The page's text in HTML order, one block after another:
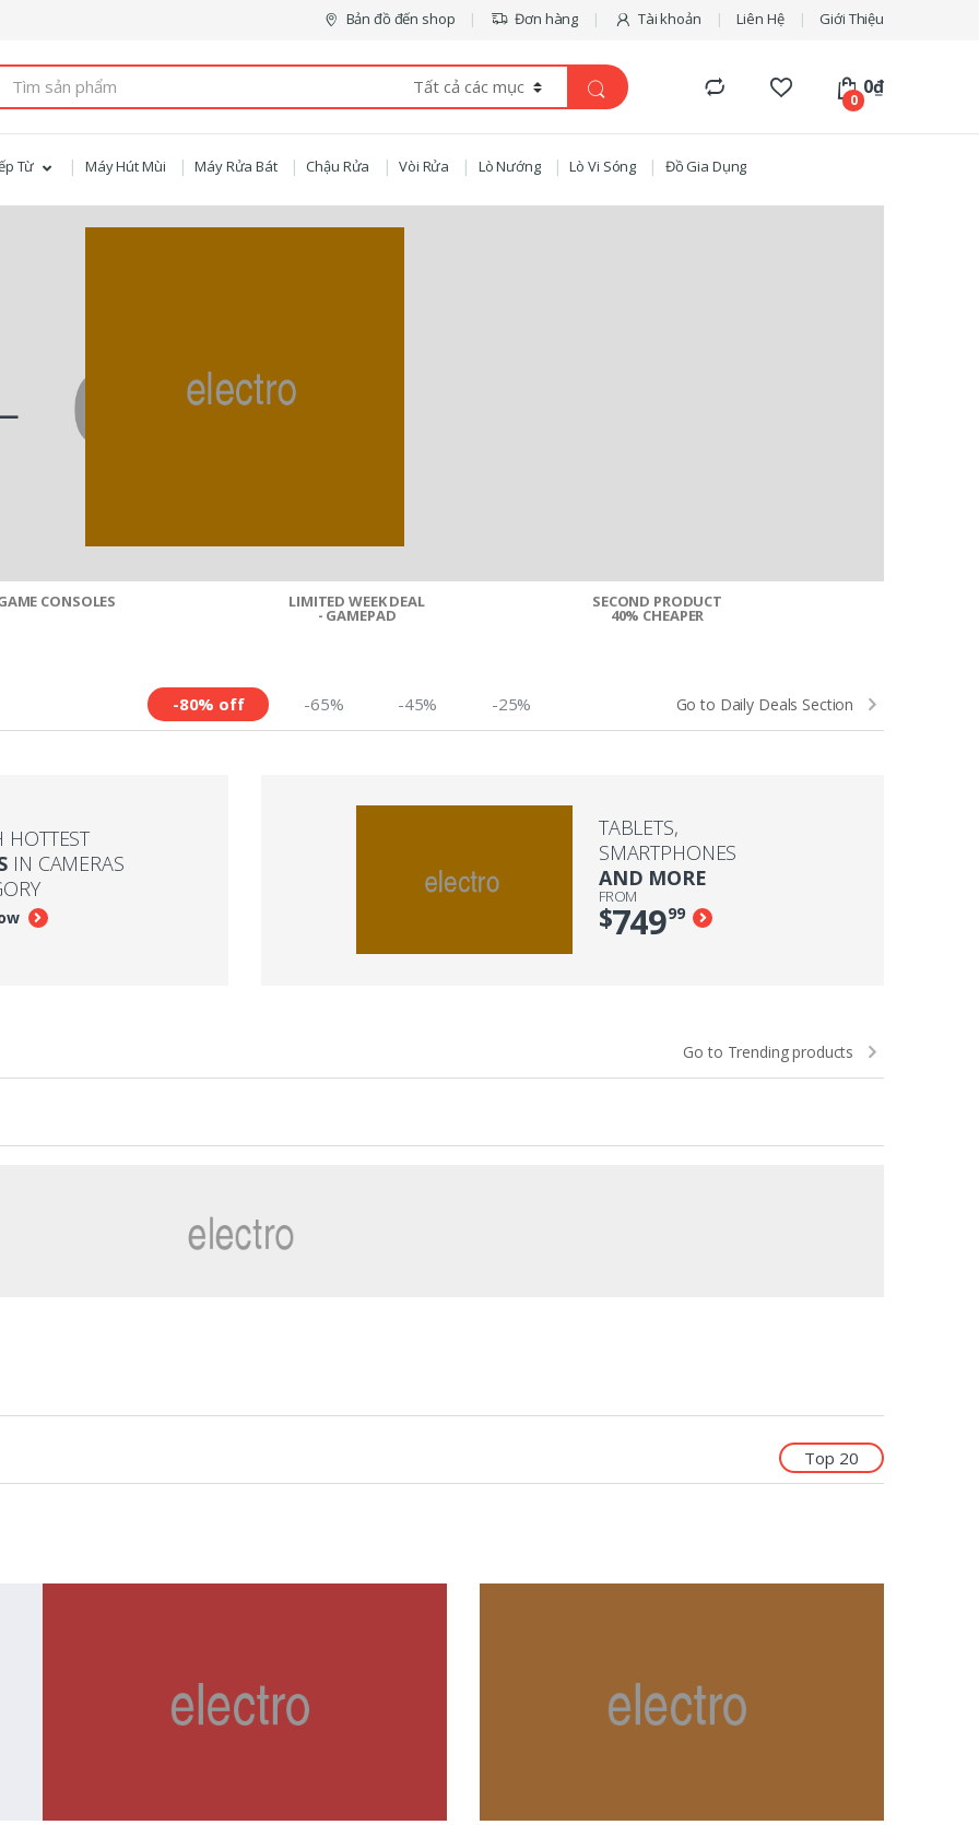
Bản đồ đến shop Đơn hàng Tài khoản Liên Hệ Giới Thiệu
0
0₫
Từ Máy Hút Mùi Máy Rửa Bát Chậu Rửa Vòi Rửa Lò Nướng Lò Vi Sóng Đồ Gia Dụng
CONSOLES LIMITED WEEK DEAL
- GAMEPAD
SECOND PRODUCT
40% CHEAPER
-80% off -65% -45% -25% Go to Daily Deals Section
HOTTEST
IN CAMERAS
TABLETS,
SMARTPHONES
AND MORE
FROM
$74999
Go to Trending products
Top 20